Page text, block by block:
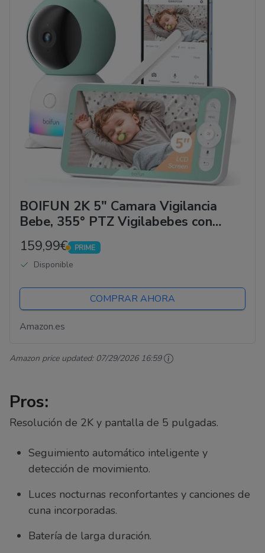
BOIFUN 2K 5" Camara Vigilancia
Bebe, 355° PTZ Vigilabebes con
Camara, Monitoreo de Movimiento y
Seguimiento Automático, VOX,
Monitor y Movil, Luz de Noche
159,99€ PRIME
PRIME
Disponible
COMPRAR AHORA
Amazon.es
Amazon price updated: 07/29/2026 16:59
Pros:
Resolución de 2K y pantalla de 5 pulgadas.
Seguimiento automático inteligente y
detección de movimiento.
Luces nocturnas reconfortantes y canciones de
cuna incorporadas.
Batería de larga duración.